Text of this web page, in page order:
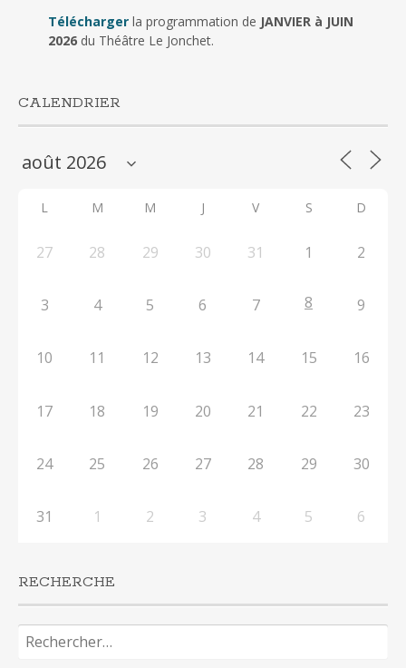
Télécharger la programmation de JANVIER à JUIN
2026du Théâtre Le Jonchet.
CALENDRIER
L M M J V S D
27 28 29 30 31 1 2
3 4 5 6 7 8 9
10 11 12 13 14 15 16
17 18 19 20 21 22 23
24 25 26 27 28 29 30
31 1 2 3 4 5 6
RECHERCHE